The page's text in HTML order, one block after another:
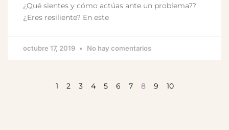
¿Qué sientes y cómo actúas ante un problema??
¿Eres resiliente? En este
octubre 17, 2019 No hay comentarios
1 2 3 4 5 6 7 8 9 10